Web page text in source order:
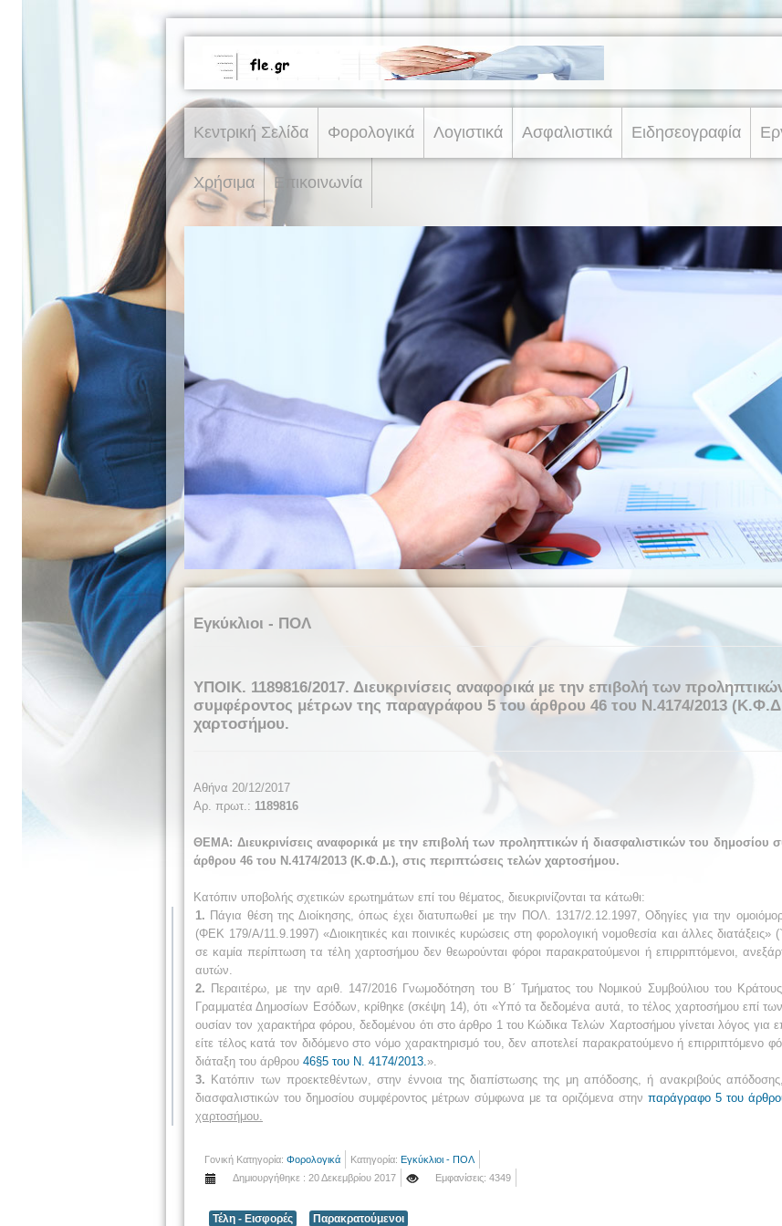
Κεντρική Σελίδα Φορολογικά Λογιστικά Ασφαλιστικά Ειδησεογραφία
Χρήσιμα Επικοινωνία
Εγκύκλιοι - ΠΟΛ
ΥΠΟΙΚ. 1189816/2017. Διευκρινίσεις αναφορικά με την επιβολή των
συμφέροντος μέτρων της παραγράφου 5 του άρθρου 46 του Ν.4174/2013
χαρτοσήμου.
Αθήνα 20/12/2017
Αρ. πρωτ.: 1189816
ΘΕΜΑ: Διευκρινίσεις αναφορικά με την επιβολή των προληπτικών ή διασφαλιστικών του
άρθρου 46 του Ν.4174/2013 (Κ.Φ.Δ.), στις περιπτώσεις τελών χαρτοσήμου.
Κατόπιν υποβολής σχετικών ερωτημάτων επί του θέματος, διευκρινίζονται τα κάτωθι:
1. Πάγια θέση της Διοίκησης, όπως έχει διατυπωθεί με την ΠΟΛ. 1317/2.12.1997, Οδηγίες για την
(ΦΕΚ 179/Α/11.9.1997) «Διοικητικές και ποινικές κυρώσεις στη φορολογική νομοθεσία και άλλες διατάξεις»
σε καμία περίπτωση τα τέλη χαρτοσήμου δεν θεωρούνται φόροι παρακρατούμενοι ή επιρριπτόμενοι,
αυτών.
2. Περαιτέρω, με την αριθ. 147/2016 Γνωμοδότηση του Β΄ Τμήματος του Νομικού Συμβούλιου του
Γραμματέα Δημοσίων Εσόδων, κρίθηκε (σκέψη 14), ότι «Υπό τα δεδομένα αυτά, το τέλος χαρτοσήμου επί των
ουσίαν τον χαρακτήρα φόρου, δεδομένου ότι στο άρθρο 1 του Κώδικα Τελών Χαρτοσήμου γίνεται λόγος για
είτε τέλος κατά τον διδόμενο στο νόμο χαρακτηρισμό του, δεν αποτελεί παρακρατούμενο ή επιρριπτόμενο
διάταξη του άρθρου 46§5 του Ν. 4174/2013. ».
3. Κατόπιν των προεκτεθέντων, στην έννοια της διαπίστωσης της μη απόδοσης, ή ανακριβούς
διασφαλιστικών του δημοσίου συμφέροντος μέτρων σύμφωνα με τα οριζόμενα στην παράγραφο 5 του
χαρτοσήμου.
Γονική Κατηγορία: Φορολογικά Κατηγορία: Εγκύκλιοι - ΠΟΛ
Δημιουργήθηκε : 20 Δεκεμβρίου 2017
Εμφανίσεις: 4349
Τέλη - Εισφορές Παρακρατούμενοι